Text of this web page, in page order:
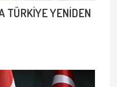
TÜRKİYE YENİDEN